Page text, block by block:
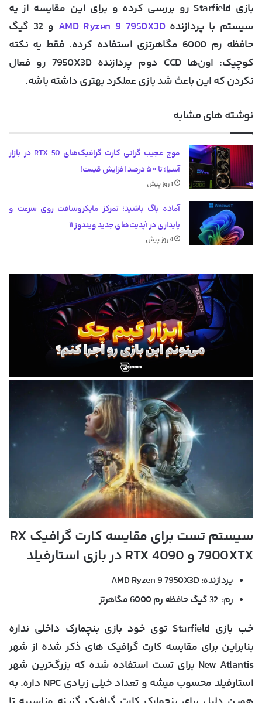
بازی Starfield رو بررسی کرده و برای این مقایسه از یه
سیستم با پردازندهAMD Ryzen 9 7950X3D
و 32 گیگ
حافظه رم 6000 مگاهرتزی استفاده کرده. فقط یه نکته
کوچیک: اون‌ها CCD دوم پردازنده 7950X3D رو فعال
نکردن که این باعث شد بازی عملکرد بهتری داشته باشه.
نوشته های مشابه
موج عجیب گرانی کارت گرافیک‌های RTX 50 در بازار
آسیا؛ تا ۵۰ درصد افزایش قیمت!
1 روز پیش
آماده باگ باشید؛ تمرکز مایکروسافت روی سرعت و
پایداری در آپدیت‌های جدید ویندوز ۱۱
4 روز پیش
سیستم تست برای مقایسه کارت گرافیک RX
7900XTX و RTX 4090 در بازی استارفیلد
پردازنده: AMD Ryzen 9 7950X3D
رم: 32 گیگ حافظه رم 6000 مگاهرتز
خب بازی Starfield توی خود بازی بنچمارک داخلی نداره
بنابراین برای مقایسه کارت گرافیک های ذکر شده از شهر
New Atlantis برای تست استفاده شده که بزرگ‌ترین شهر
استارفیلد محسوب میشه و تعداد خیلی زیادی NPC داره. به